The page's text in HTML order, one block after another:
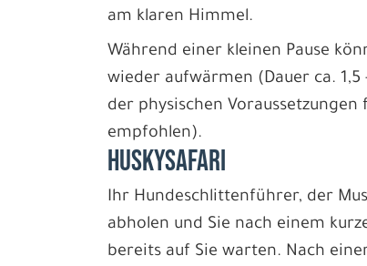
am klaren Himmel.
Während einer kleinen Pause
wieder aufwärmen (Dauer ca.
der physischen
empfohlen).
HUSKYSAFARI
Ihr Hundeschlittenführer, der
abholen und Sie nach einem
bereits auf Sie warten. Nach